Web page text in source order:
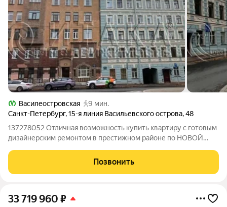
Василеостровская
9 мин.
Санкт-Петербург,15-я линия Васильевского острова,48
137278052 Отличная возможность купить квартиру с готовым
дизайнерским ремонтом в престижном районе по НОВОЙ
покупать мебель. Просто заезжайте и начинайте жить с
комфортом в самом сердце
Позвонить
33 719 960 ₽